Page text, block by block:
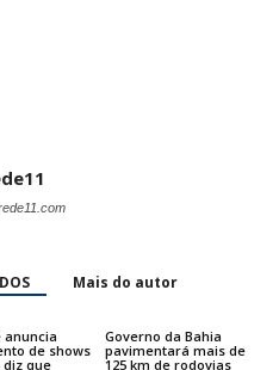
Mais do autor
anuncia
de shows
diz que
Governo da Bahia
pavimentará mais de
125 km de rodovias